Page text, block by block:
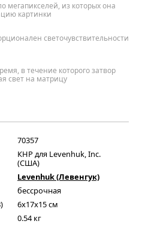
мегапикселей, из которых она
картинки
светочувствительности
в течение которого затвор
свет на матрицу
70357
КНР для Levenhuk, Inc.
(США)
Levenhuk (Левенгук)
бессрочная
6x17x15 см
0.54 кг